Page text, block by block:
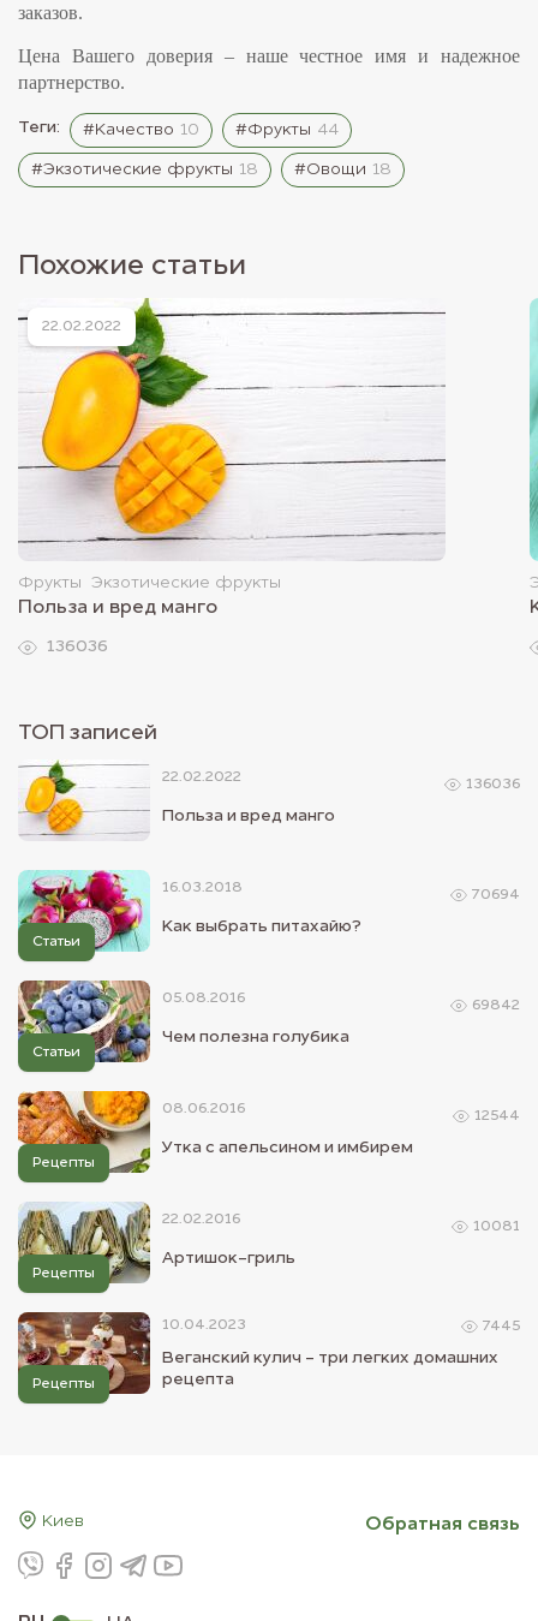
заказов.
Цена Вашего доверия ‒ наше честное имя и надежное
партнерство.
Теги: #Качество 10 #Фрукты 44
#Экзотические фрукты 18 #Овощи 18
Похожие статьи
22.02.2022
Фрукты Экзотические фрукты
Польза и вред манго
136036
ТОП записей
22.02.2022
Польза и вред манго
136036
16.03.2018
Статьи
Как выбрать питахайю?
70694
05.08.2016
Статьи
Чем полезна голубика
69842
08.06.2016
Рецепты
Утка с апельсином и имбирем
12544
22.02.2016
Рецепты
Артишок-гриль
10081
10.04.2023
Рецепты
Веганский кулич - три легких домашних
рецепта
7445
Киев Обратная связь